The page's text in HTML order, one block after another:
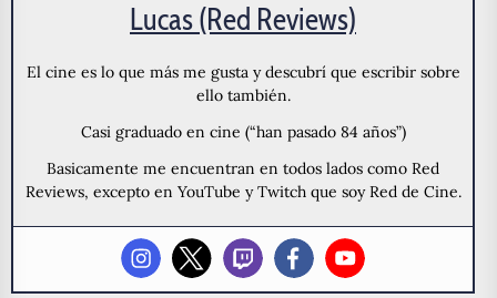
Lucas (Red Reviews)
El cine es lo que más me gusta y descubrí que escribir sobre
ello también.
Casi graduado en cine (“han pasado 84 años”)
Basicamente me encuentran en todos lados como Red
Reviews, excepto en YouTube y Twitch que soy Red de Cine.